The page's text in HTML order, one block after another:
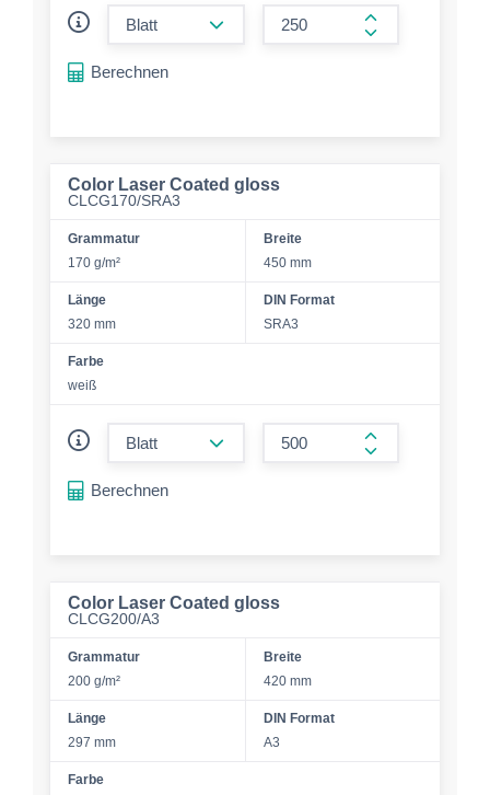
form.increase-
Berechnen
Color Laser Coated gloss
CLCG170/SRA3
Grammatur
170 g/m²
Breite
450 mm
Länge
320 mm
DIN Format
SRA3
Farbe
weiß
form.increase-
Berechnen
Color Laser Coated gloss
CLCG200/A3
Grammatur
200 g/m²
Breite
420 mm
Länge
297 mm
DIN Format
A3
Farbe